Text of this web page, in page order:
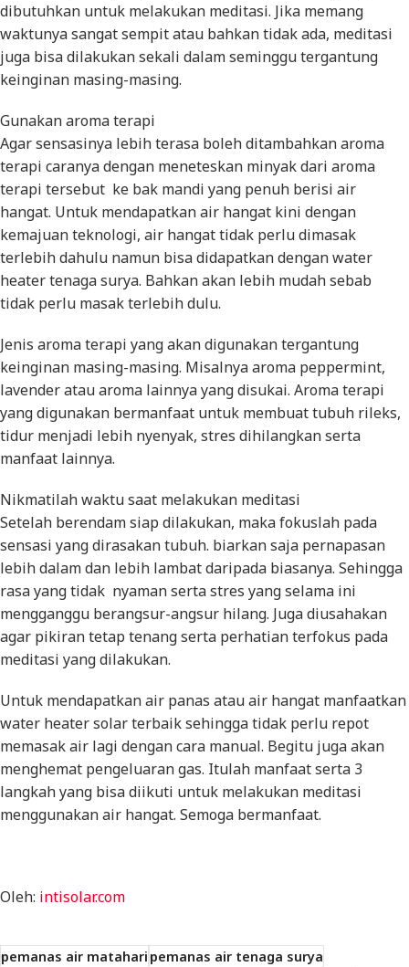
dibutuhkan untuk melakukan meditasi. Jika memang
waktunya sangat sempit atau bahkan tidak ada, meditasi
juga bisa dilakukan sekali dalam seminggu tergantung
keinginan masing-masing.
Gunakan aroma terapi
Agar sensasinya lebih terasa boleh ditambahkan aroma
terapi caranya dengan meneteskan minyak dari aroma
terapi tersebut ke bak mandi yang penuh berisi air
hangat. Untuk mendapatkan air hangat kini dengan
kemajuan teknologi, air hangat tidak perlu dimasak
terlebih dahulu namun bisa didapatkan dengan water
heater tenaga surya. Bahkan akan lebih mudah sebab
tidak perlu masak terlebih dulu.
Jenis aroma terapi yang akan digunakan tergantung
keinginan masing-masing. Misalnya aroma peppermint,
lavender atau aroma lainnya yang disukai. Aroma terapi
yang digunakan bermanfaat untuk membuat tubuh rileks,
tidur menjadi lebih nyenyak, stres dihilangkan serta
manfaat lainnya.
Nikmatilah waktu saat melakukan meditasi
Setelah berendam siap dilakukan, maka fokuslah pada
sensasi yang dirasakan tubuh. biarkan saja pernapasan
lebih dalam dan lebih lambat daripada biasanya. Sehingga
rasa yang tidak nyaman serta stres yang selama ini
mengganggu berangsur-angsur hilang. Juga diusahakan
agar pikiran tetap tenang serta perhatian terfokus pada
meditasi yang dilakukan.
Untuk mendapatkan air panas atau air hangat manfaatkan
water heater solar terbaik sehingga tidak perlu repot
memasak air lagi dengan cara manual. Begitu juga akan
menghemat pengeluaran gas. Itulah manfaat serta 3
langkah yang bisa diikuti untuk melakukan meditasi
menggunakan air hangat. Semoga bermanfaat.
Oleh: intisolar.com
pemanas air mataharipemanas air tenaga surya